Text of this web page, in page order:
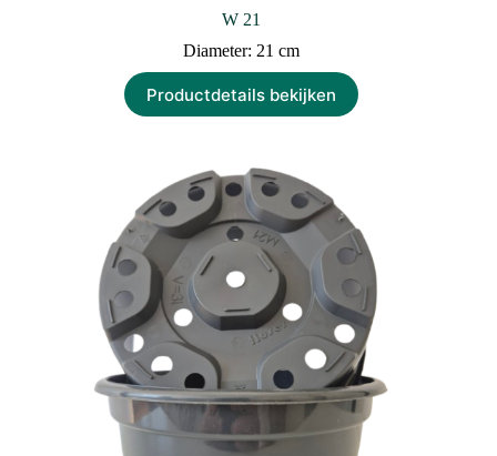
W 21
Diameter: 21 cm
Productdetails bekijken